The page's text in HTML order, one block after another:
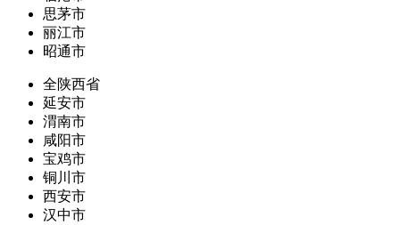
思茅市
丽江市
昭通市
全陕西省
延安市
渭南市
咸阳市
宝鸡市
铜川市
西安市
汉中市